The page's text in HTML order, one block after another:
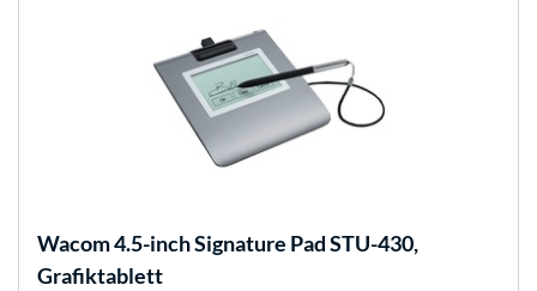
Wacom4.5-inch Signature Pad STU-430,
Grafiktablett